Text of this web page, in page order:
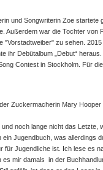
und Songwriterin Zoe
Außerdem war die Tochter von
"Vorstadtweiber" zu sehen.
ihr Debütalbum „Debut“
Contest in Stockholm. Für
Mary Hooper
noch lange nicht das Letzte,
ein Jugendbuch, was allerdings
für Jugendliche ist. Ich lese es
es mir damals in der